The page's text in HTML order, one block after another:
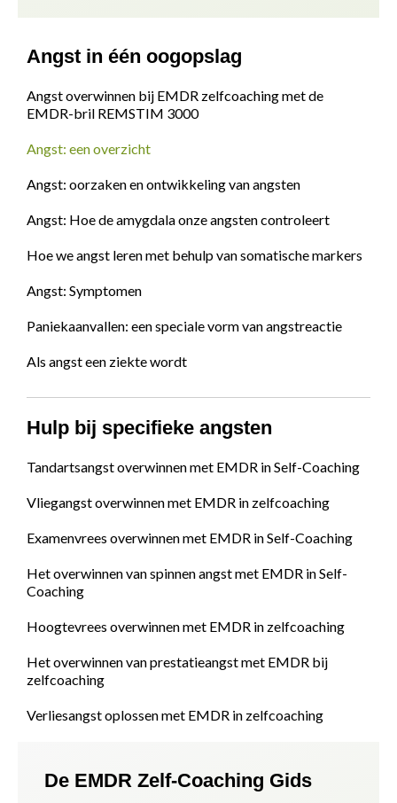
Angst in één oogopslag
Angst overwinnen bij EMDR zelfcoaching met de
EMDR-bril REMSTIM 3000
Angst: een overzicht
Angst: oorzaken en ontwikkeling van angsten
Angst: Hoe de amygdala onze angsten controleert
Hoe we angst leren met behulp van somatische markers
Angst: Symptomen
Paniekaanvallen: een speciale vorm van angstreactie
Als angst een ziekte wordt
Hulp bij specifieke angsten
Tandartsangst overwinnen met EMDR in Self-Coaching
Vliegangst overwinnen met EMDR in zelfcoaching
Examenvrees overwinnen met EMDR in Self-Coaching
Het overwinnen van spinnen angst met EMDR in Self-
Coaching
Hoogtevrees overwinnen met EMDR in zelfcoaching
Het overwinnen van prestatieangst met EMDR bij
zelfcoaching
Verliesangst oplossen met EMDR in zelfcoaching
De EMDR Zelf-Coaching Gids